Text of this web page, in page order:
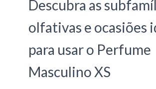
Descubra as
olfativas e ocasiões
para usar o Perfume
Masculino XS